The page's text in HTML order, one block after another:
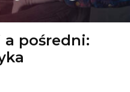
a pośredni: